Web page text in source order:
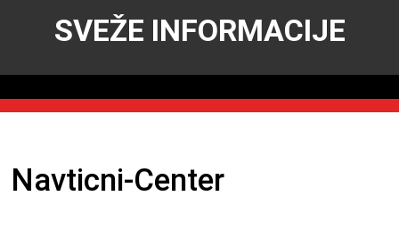
SVEŽE INFORMACIJE
Navticni-Center